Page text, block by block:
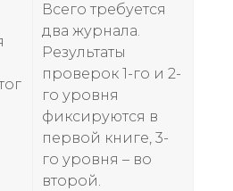
Всего требуется
два журнала.
Результаты
проверок 1-го и 2-
го уровня
фиксируются в
первой книге, 3-
го уровня – во
второй.